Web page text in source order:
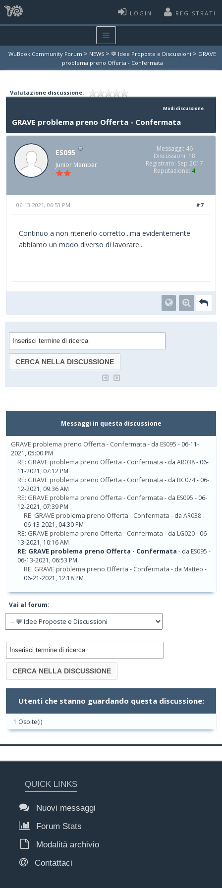
LOGIN REGISTRATI
WuBook Community Forum > NEWS > 💬 Idee Proposte e Discussioni > GRAVE
problema preno Offerta - Confermata
Valutazione discussione:
Modi discussione
GRAVE problema preno Offerta - Confermata
ES095
Junior Member
Messaggi: 46
Discussioni: 18
Registrato: Sep 2017
Reputazione: 4
#7
06-13-2021, 06:53 PM
Continuo a non ritenerlo corretto...ma evidentemente
abbiamo un modo diverso di lavorare...
Messaggi in questa discussione
GRAVE problema preno Offerta - Confermata - da ES095 - 06-11-
2021, 05:00 PM
RE: GRAVE problema preno Offerta - Confermata - da AR038- 06-
11-2021, 07:12 PM
RE: GRAVE problema preno Offerta - Confermata - da BC074- 06-
12-2021, 09:36 AM
RE: GRAVE problema preno Offerta - Confermata - da ES095 - 06-
12-2021, 07:39 PM
RE: GRAVE problema preno Offerta - Confermata - da AR038-
06-13-2021, 04:30 PM
RE: GRAVE problema preno Offerta - Confermata - da LG020- 06-
13-2021, 10:16 AM
RE: GRAVE problema preno Offerta - Confermata - da ES095 -
06-13-2021, 06:53 PM
RE: GRAVE problema preno Offerta - Confermata - da Matteo -
06-21-2021, 12:18 PM
Vai al forum:
Utenti che stanno guardando questa discussione:
1 Ospite(i)
QUICK LINKS
Nuovi messaggi
Forum Stats
Modalità archivio
Contattaci